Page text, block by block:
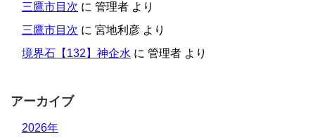
三鷹市目次 に 管理者 より
三鷹市目次 に 宮地利彦 より
境界石【132】神企水 に 管理者 より
アーカイブ
2026年